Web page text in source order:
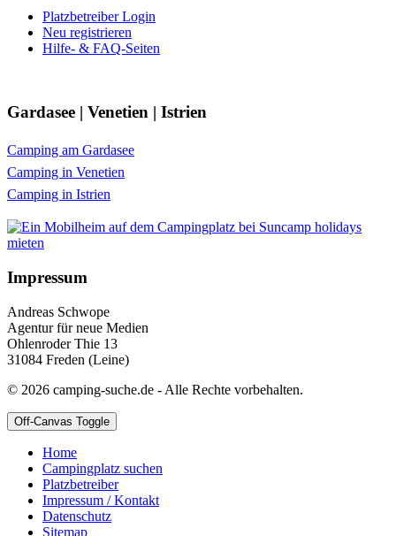
Platzbetreiber Login
Neu registrieren
Hilfe- & FAQ-Seiten
Gardasee | Venetien | Istrien
Camping am Gardasee
Camping in Venetien
Camping in Istrien
Impressum
Andreas Schwope
Agentur für neue Medien
Ohlenroder Thie 13
31084 Freden (Leine)
© 2026 camping-suche.de - Alle Rechte vorbehalten.
Off-Canvas Toggle
Home
Campingplatz suchen
Platzbetreiber
Impressum / Kontakt
Datenschutz
Sitemap